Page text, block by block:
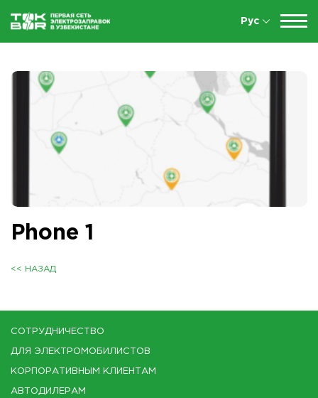
Рус
Phone 1
<< НАЗАД
СОТРУДНИЧЕСТВО
ДЛЯ ЭЛЕКТРОМОБИЛИСТОВ
КОРПОРАТИВНЫМ КЛИЕНТАМ
АВТОДИЛЕРАМ